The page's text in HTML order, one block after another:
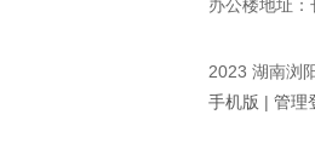
办公楼地址
2023 湖南浏
手机版 | 管理